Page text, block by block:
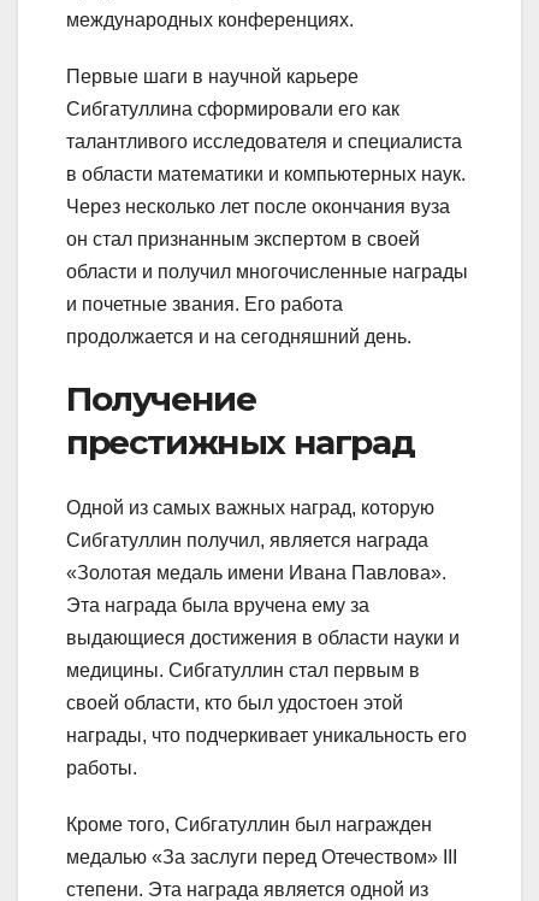
международных конференциях.
Первые шаги в научной карьере
Сибгатуллина сформировали его как
талантливого исследователя и специалиста
в области математики и компьютерных наук.
Через несколько лет после окончания вуза
он стал признанным экспертом в своей
области и получил многочисленные награды
и почетные звания. Его работа
продолжается и на сегодняшний день.
Получение
престижных наград
Одной из самых важных наград, которую
Сибгатуллин получил, является награда
«Золотая медаль имени Ивана Павлова».
Эта награда была вручена ему за
выдающиеся достижения в области науки и
медицины. Сибгатуллин стал первым в
своей области, кто был удостоен этой
награды, что подчеркивает уникальность его
работы.
Кроме того, Сибгатуллин был награжден
медалью «За заслуги перед Отечеством» III
степени. Эта награда является одной из